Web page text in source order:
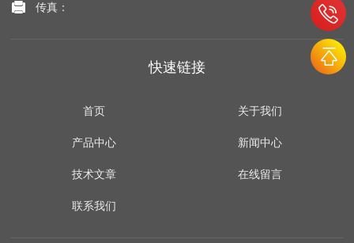
传真：
快速链接
首页 关于我们
产品中心 新闻中心
技术文章 在线留言
联系我们